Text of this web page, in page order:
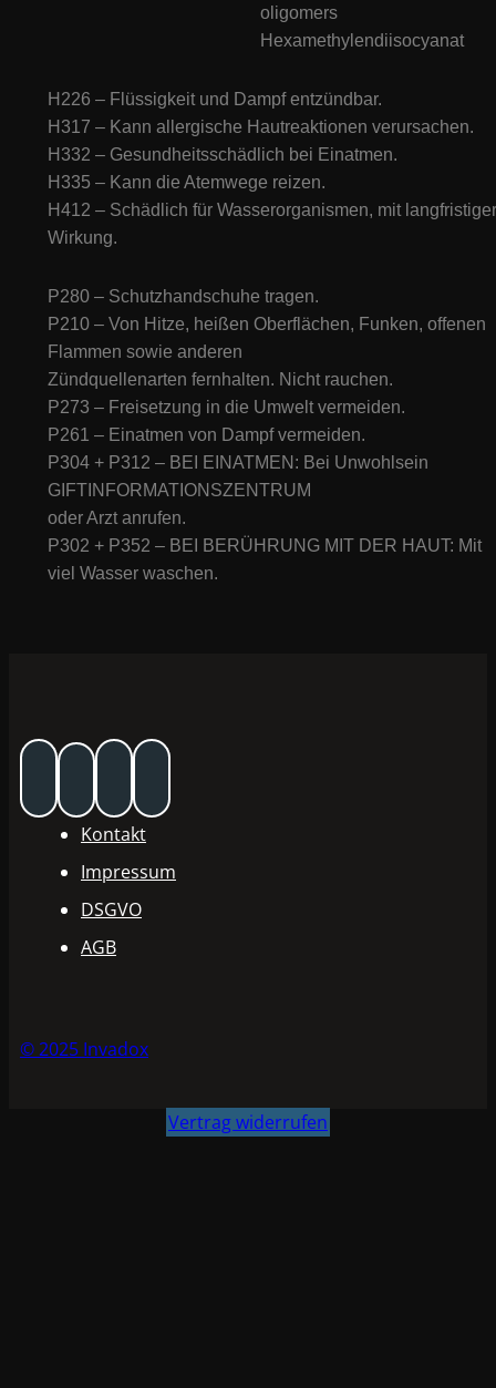
oligomers
Hexamethylendiisocyanat
H226 – Flüssigkeit und Dampf entzündbar.
H317 – Kann allergische Hautreaktionen verursachen.
H332 – Gesundheitsschädlich bei Einatmen.
H335 – Kann die Atemwege reizen.
H412 – Schädlich für Wasserorganismen, mit langfristiger
Wirkung.
P280 – Schutzhandschuhe tragen.
P210 – Von Hitze, heißen Oberflächen, Funken, offenen
Flammen sowie anderen
Zündquellenarten fernhalten. Nicht rauchen.
P273 – Freisetzung in die Umwelt vermeiden.
P261 – Einatmen von Dampf vermeiden.
P304 + P312 – BEI EINATMEN: Bei Unwohlsein
GIFTINFORMATIONSZENTRUM
oder Arzt anrufen.
P302 + P352 – BEI BERÜHRUNG MIT DER HAUT: Mit
viel Wasser waschen.
Kontakt
Impressum
DSGVO
AGB
© 2025 Invadox
Vertrag widerrufen